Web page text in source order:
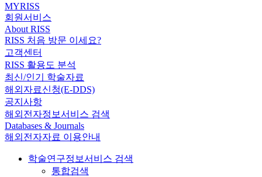
MYRISS
회원서비스
About RISS
RISS 처음 방문 이세요?
고객센터
RISS 활용도 분석
최신/인기 학술자료
해외자료신청(E-DDS)
공지사항
해외전자정보서비스 검색
Databases & Journals
해외전자자료 이용안내
학술연구정보서비스 검색
통합검색